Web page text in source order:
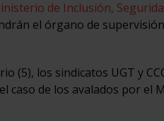
de Inclusión,
el órgano de
los sindicatos UGT y
caso de los avalados por el